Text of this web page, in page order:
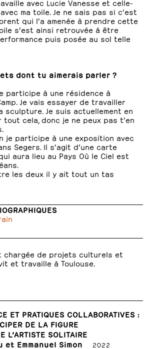
avec Lucie Vanesse et celle-
ma toile. Je ne sais pas si c’est
qui l’a amenée à prendre cette
s’est ainsi retrouvée à être
puis posée au sol telle
dont tu aimerais parler ?
participe à une résidence à
Je vais essayer de travailler
sculpture. Je suis actuellement en
cela, donc je ne peux pas t’en
je participe à une exposition avec
Segers. Il s’agit d’une carte
aura lieu au Pays Où le Ciel est
les deux il y ait tout un tas
chargée de projets culturels et
et travaille à Toulouse.
ET PRATIQUES COLLABORATIVES :
DE LA FIGURE
L’ARTISTE SOLITAIRE
Emmanuel Simon
2022